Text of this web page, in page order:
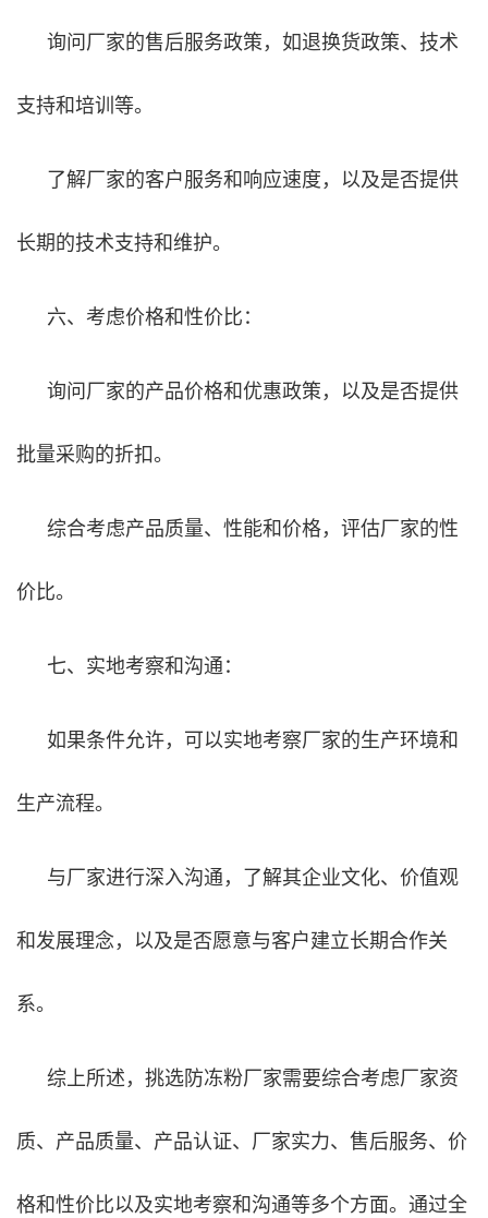
询问厂家的售后服务政策，如退换货政策、技术
支持和培训等。
了解厂家的客户服务和响应速度，以及是否提供
长期的技术支持和维护。
六、考虑价格和性价比：
询问厂家的产品价格和优惠政策，以及是否提供
批量采购的折扣。
综合考虑产品质量、性能和价格，评估厂家的性
价比。
七、实地考察和沟通：
如果条件允许，可以实地考察厂家的生产环境和
生产流程。
与厂家进行深入沟通，了解其企业文化、价值观
和发展理念，以及是否愿意与客户建立长期合作关
系。
综上所述，挑选防冻粉厂家需要综合考虑厂家资
质、产品质量、产品认证、厂家实力、售后服务、价
格和性价比以及实地考察和沟通等多个方面。通过全